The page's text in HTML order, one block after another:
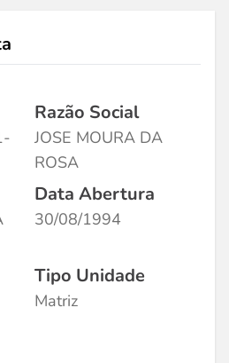
Razão Social
JOSE MOURA DA
ROSA
Data Abertura
30/08/1994
Tipo Unidade
Matriz